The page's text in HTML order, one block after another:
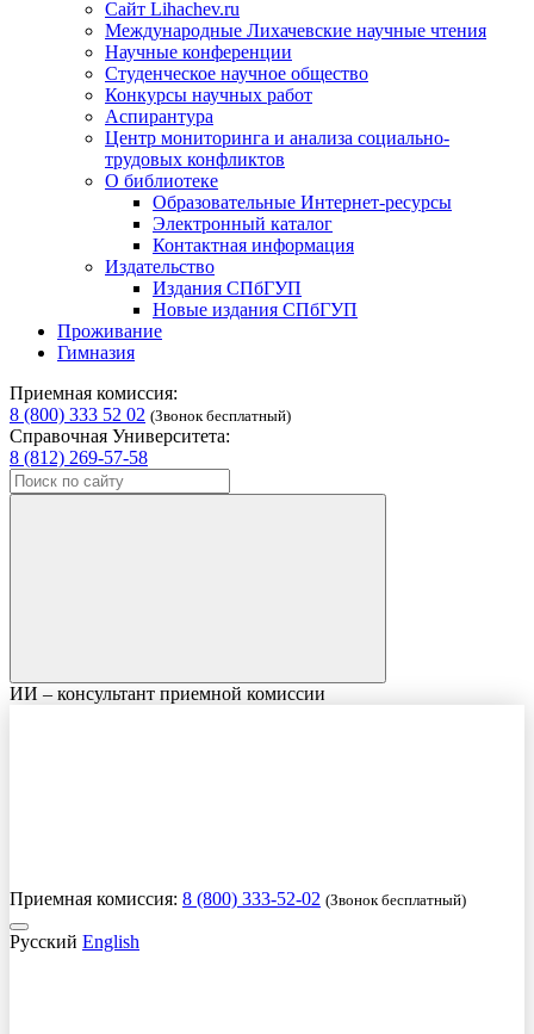
Сайт Lihachev.ru
Международные Лихачевские научные чтения
Научные конференции
Студенческое научное общество
Конкурсы научных работ
Аспирантура
Центр мониторинга и анализа социально-
трудовых конфликтов
О библиотеке
Образовательные Интернет-ресурсы
Электронный каталог
Контактная информация
Издательство
Издания СПбГУП
Новые издания СПбГУП
Проживание
Гимназия
Приемная комиссия:
8 (800) 333 52 02 (Звонок бесплатный)
Справочная Университета:
8 (812) 269-57-58
ИИ – консультант приемной комиссии
Приемная комиссия: 8 (800) 333-52-02 (Звонок бесплатный)
Русский English